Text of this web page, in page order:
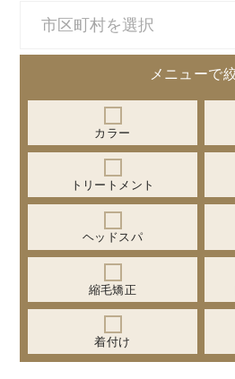
メニューで
カラー
トリートメント
ヘッドスパ
縮毛矯正
着付け